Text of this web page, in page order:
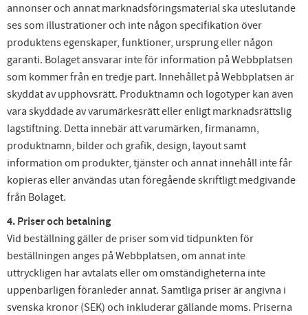
annonser och annat marknadsföringsmaterial ska uteslutande
ses som illustrationer och inte någon specifikation över
produktens egenskaper, funktioner, ursprung eller någon
garanti. Bolaget ansvarar inte för information på Webbplatsen
som kommer från en tredje part. Innehållet på Webbplatsen är
skyddat av upphovsrätt. Produktnamn och logotyper kan även
vara skyddade av varumärkesrätt eller enligt marknadsrättslig
lagstiftning. Detta innebär att varumärken, firmanamn,
produktnamn, bilder och grafik, design, layout samt
information om produkter, tjänster och annat innehåll inte får
kopieras eller användas utan föregående skriftligt medgivande
från Bolaget.
4. Priser och betalning
Vid beställning gäller de priser som vid tidpunkten för
beställningen anges på Webbplatsen, om annat inte
uttryckligen har avtalats eller om omständigheterna inte
uppenbarligen föranleder annat. Samtliga priser är angivna i
svenska kronor (SEK) och inkluderar gällande moms. Priserna